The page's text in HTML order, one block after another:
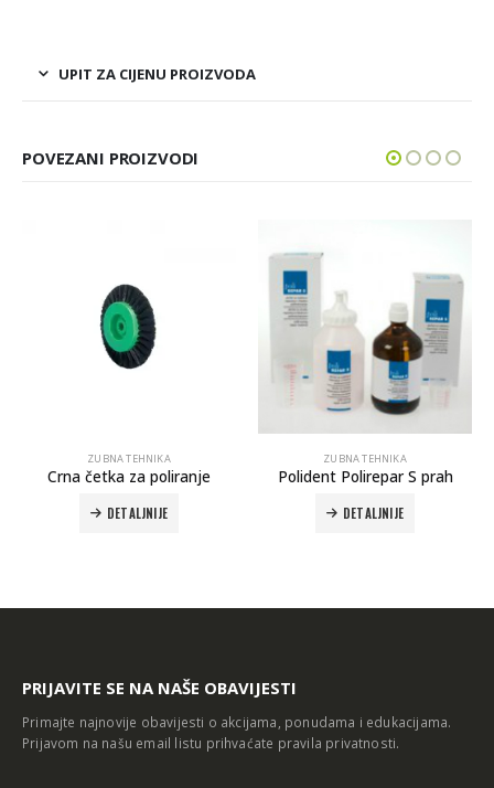
UPIT ZA CIJENU PROIZVODA
POVEZANI PROIZVODI
ZUBNA TEHNIKA
Crna četka za poliranje
DETALJNIJE
ZUBNA TEHNIKA
Polident Polirepar S prah
DETALJNIJE
PRIJAVITE SE NA NAŠE OBAVIJESTI
Primajte najnovije obavijesti o akcijama, ponudama i edukacijama.
Prijavom na našu email listu prihvaćate pravila privatnosti.